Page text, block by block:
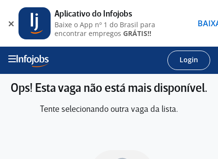
Login
Ops! Esta vaga não está mais disponível.
Tente selecionando outra vaga da lista.
Aplicativo do Infojobs
Baixe o App nº 1 do Brasil para
encontrar empregos GRÁTIS!!